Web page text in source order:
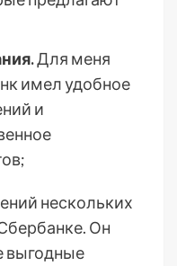
Для меня
имел удобное
и
нескольких
Он
выгодные